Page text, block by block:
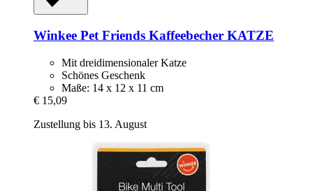
Winkee Pet Friends Kaffeebecher KATZE
Mit dreidimensionaler Katze
Schönes Geschenk
Maße: 14 x 12 x 11 cm
€ 15,09
Zustellung bis 13. August